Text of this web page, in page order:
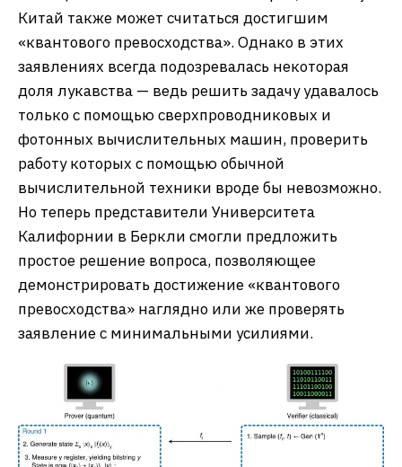
Китай также может считаться достигшим
«квантового превосходства». Однако в этих
заявлениях всегда подозревалась некоторая
доля лукавства — ведь решить задачу удавалось
только с помощью сверхпроводниковых и
фотонных вычислительных машин, проверить
работу которых с помощью обычной
вычислительной техники вроде бы невозможно.
Но теперь представители Университета
Калифорнии в Беркли смогли предложить
простое решение вопроса, позволяющее
демонстрировать достижение «квантового
превосходства» наглядно или же проверять
заявление с минимальными усилиями.